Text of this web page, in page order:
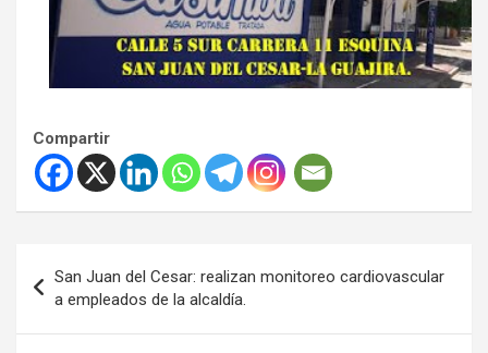
Compartir
de
entradas
San Juan del Cesar: realizan monitoreo cardiovascular
a empleados de la alcaldía.